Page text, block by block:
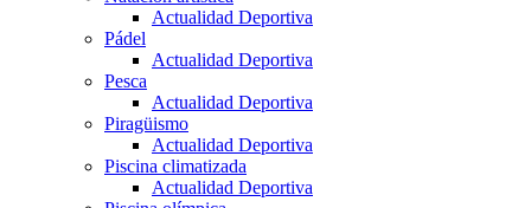
Actualidad Deportiva
Pádel
Actualidad Deportiva
Pesca
Actualidad Deportiva
Piragüismo
Actualidad Deportiva
Piscina climatizada
Actualidad Deportiva